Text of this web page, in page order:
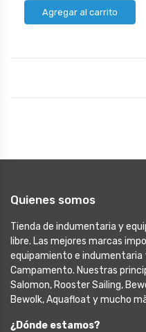
Agregar al carrito
Quienes somos
Tienda de indumentaria y
libre. Las mejores marcas
equipamiento e
Campamento. Nuestras
Salomon, Rooster Sailing,
Bewolk, Aquafloat y mucho
¿Dónde estamos?